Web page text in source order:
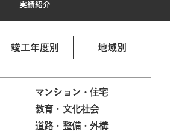
実績紹介
竣工年度別 地域別
マンション・住宅
教育・文化社会
道路・整備・外構